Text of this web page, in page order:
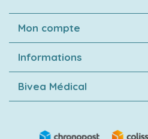
Mon compte
Informations
Bivea Médical